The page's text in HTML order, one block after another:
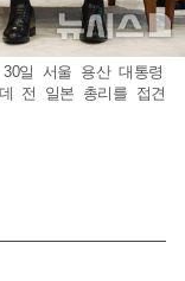
일 서울 용산 대통령
전 일본 총리를 접견